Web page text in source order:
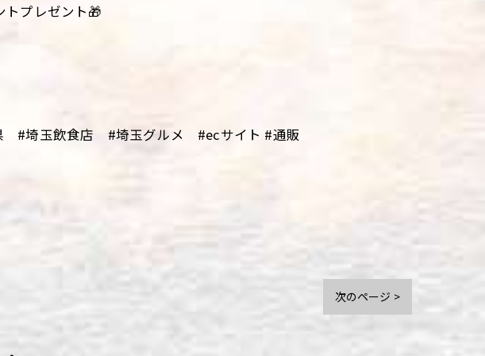
トプレゼント🎁
埼玉飲食店 #埼玉グルメ #ecサイト #通販
次のページ >